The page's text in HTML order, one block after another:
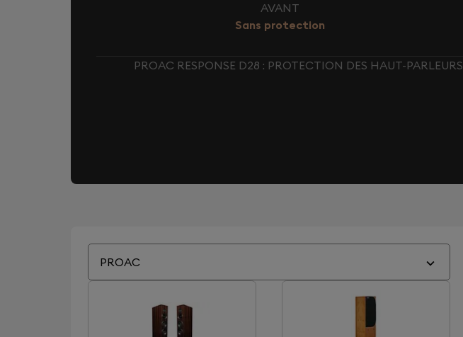
AVANT
Sans protection
PROAC RESPONSE D28 : PROTECTION DES HAUT-PARLEURS
PROAC